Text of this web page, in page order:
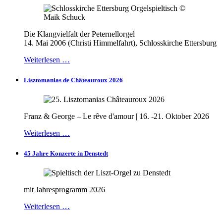
Die Klangvielfalt der Peternellorgel
14. Mai 2006 (Christi Himmelfahrt), Schlosskirche Ettersburg
Weiterlesen …
Lisztomanias de Châteauroux 2026
Franz & George – Le rêve d'amour | 16. -21. Oktober 2026
Weiterlesen …
45 Jahre Konzerte in Denstedt
mit Jahresprogramm 2026
Weiterlesen …